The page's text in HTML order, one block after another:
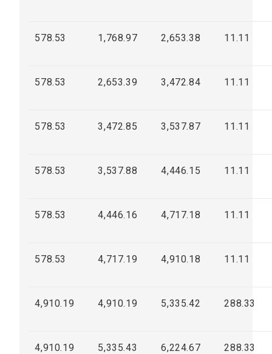
578.53 1,768.97 2,653.38 11.11
578.53 2,653.39 3,472.84 11.11
578.53 3,472.85 3,537.87 11.11
578.53 3,537.88 4,446.15 11.11
578.53 4,446.16 4,717.18 11.11
578.53 4,717.19 4,910.18 11.11
4,910.19 4,910.19 5,335.42 288.33
4,910.19 5,335.43 6,224.67 288.33